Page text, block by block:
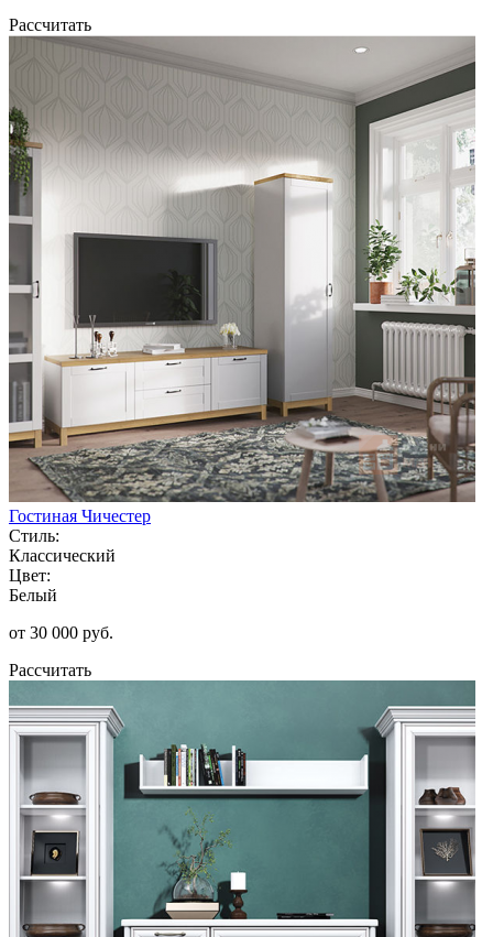
Рассчитать
Гостиная Чичестер
Стиль:
Классический
Цвет:
Белый
от 30 000 руб.
Рассчитать